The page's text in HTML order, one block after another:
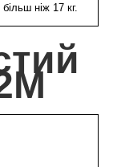
ніж 17 кг.